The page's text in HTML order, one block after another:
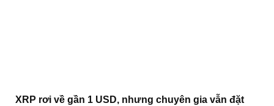
XRP rơi về gần 1 USD, nhưng chuyên gia vẫn đặt